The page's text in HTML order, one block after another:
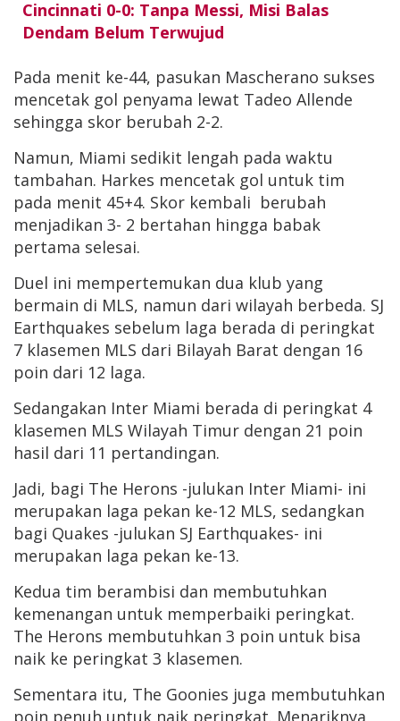
Cincinnati 0-0: Tanpa Messi, Misi Balas
Dendam Belum Terwujud
Pada menit ke-44, pasukan Mascherano sukses
mencetak gol penyama lewat Tadeo Allende
sehingga skor berubah 2-2.
Namun, Miami sedikit lengah pada waktu
tambahan. Harkes mencetak gol untuk tim
pada menit 45+4. Skor kembali berubah
menjadikan 3- 2 bertahan hingga babak
pertama selesai.
Duel ini mempertemukan dua klub yang
bermain di MLS, namun dari wilayah berbeda. SJ
Earthquakes sebelum laga berada di peringkat
7 klasemen MLS dari Bilayah Barat dengan 16
poin dari 12 laga.
Sedangakan Inter Miami berada di peringkat 4
klasemen MLS Wilayah Timur dengan 21 poin
hasil dari 11 pertandingan.
Jadi, bagi The Herons -julukan Inter Miami- ini
merupakan laga pekan ke-12 MLS, sedangkan
bagi Quakes -julukan SJ Earthquakes- ini
merupakan laga pekan ke-13.
Kedua tim berambisi dan membutuhkan
kemenangan untuk memperbaiki peringkat.
The Herons membutuhkan 3 poin untuk bisa
naik ke peringkat 3 klasemen.
Sementara itu, The Goonies juga membutuhkan
poin penuh untuk naik peringkat. Menariknya,